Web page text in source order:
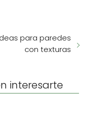
para paredes
con texturas
interesarte